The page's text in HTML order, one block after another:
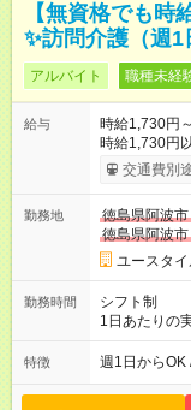
【無資格でも時
✨訪問介護（週
アルバイト 職種未経
給与
時給1,730円～
時給1,730円
考慮して決定します 【収入例】 週1回勤
間×4回=5万5,360円 週3回勤務の場合：
月 ※ 雇用形態
用形態：本採
交通費別
勤務地
徳島県阿波市
徳島県阿波市
ユースタ
勤務時間
シフト制
1日あたりの
00 ※週1日～OK ／ 夜勤専従 ※上記の時間内で8時間勤務（休憩
1時間）ご利
特徴 週1日からOK